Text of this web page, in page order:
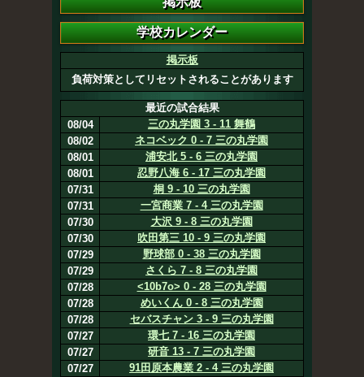
掲示板
負荷対策としてリセットされることがあります
最近の試合結果
08/04
三の丸学園 3 - 11 舞鶴
08/02
ネコベック 0 - 7 三の丸学園
08/01
浦安北 5 - 6 三の丸学園
08/01
忍野八海 6 - 17 三の丸学園
07/31
桐 9 - 10 三の丸学園
07/31
一宮商業 7 - 4 三の丸学園
07/30
大沢 9 - 8 三の丸学園
07/30
吹田第三 10 - 9 三の丸学園
07/29
野球部 0 - 38 三の丸学園
07/29
さくら 7 - 8 三の丸学園
07/28
<10b7o> 0 - 28 三の丸学園
07/28
めいくん 0 - 8 三の丸学園
07/28
セバスチャン 3 - 9 三の丸学園
07/27
環七 7 - 16 三の丸学園
07/27
研音 13 - 7 三の丸学園
07/27
91田原本農業 2 - 4 三の丸学園